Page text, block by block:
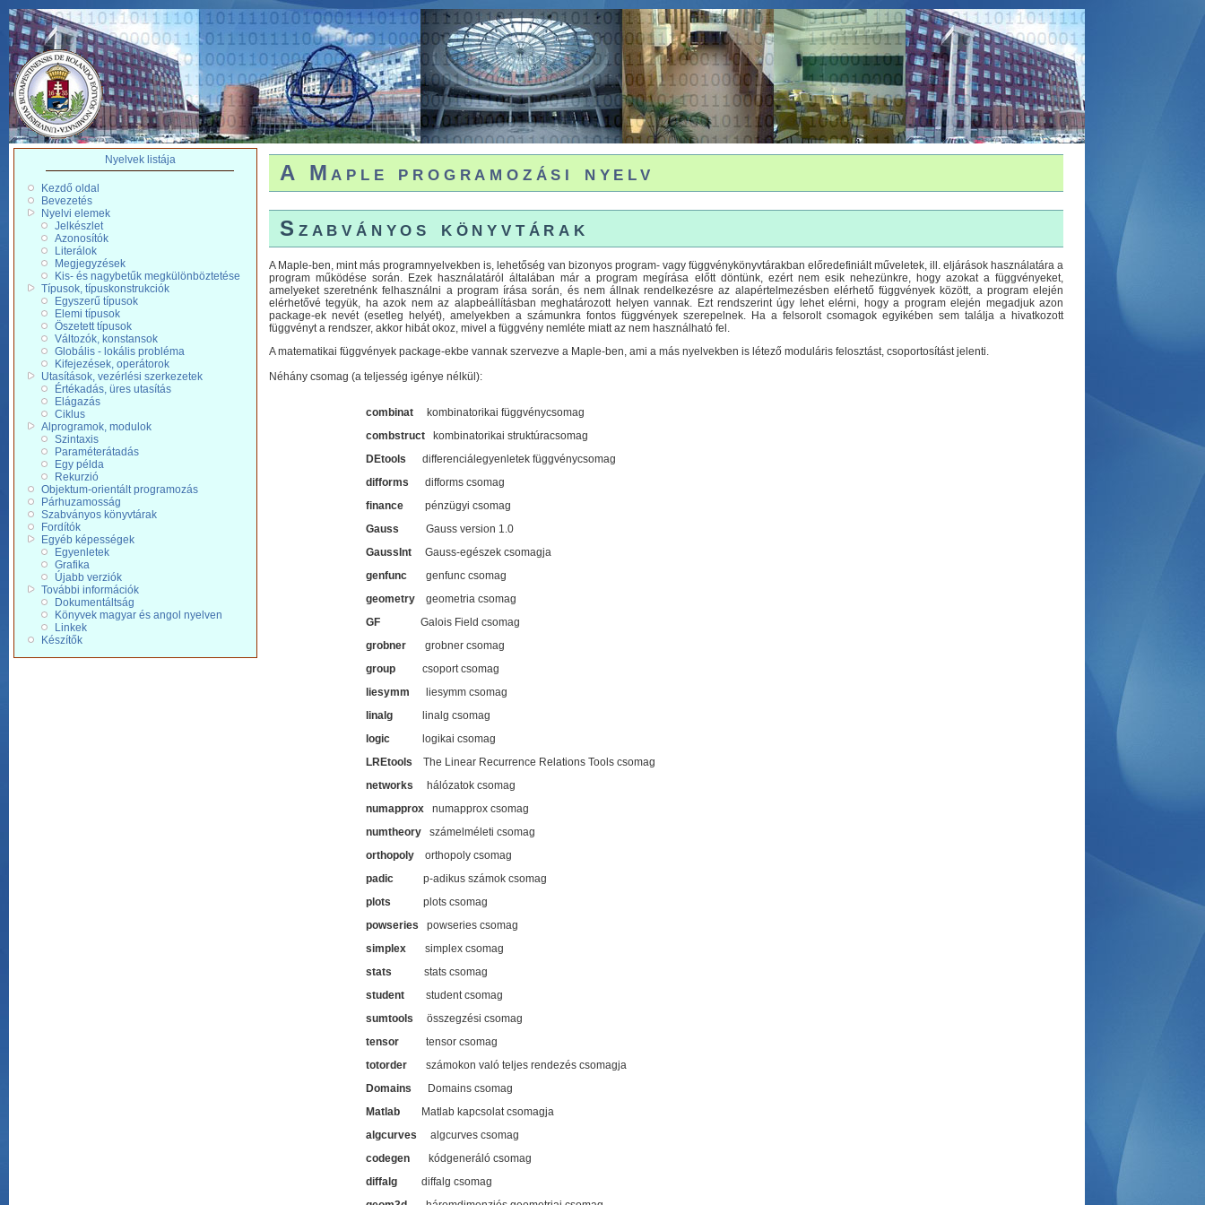
Nyelvek listája
Kezdő oldal
Bevezetés
Nyelvi elemek
Jelkészlet
Azonosítók
Literálok
Megjegyzések
Kis- és nagybetűk megkülönböztetése
Típusok, típuskonstrukciók
Egyszerű típusok
Elemi típusok
Öszetett típusok
Változók, konstansok
Globális - lokális probléma
Kifejezések, operátorok
Utasítások, vezérlési szerkezetek
Értékadás, üres utasítás
Elágazás
Ciklus
Alprogramok, modulok
Szintaxis
Paraméterátadás
Egy példa
Rekurzió
Objektum-orientált programozás
Párhuzamosság
Szabványos könyvtárak
Fordítók
Egyéb képességek
Egyenletek
Grafika
Újabb verziók
További információk
Dokumentáltság
Könyvek magyar és angol nyelven
Linkek
Készítők
A Maple programozási nyelv
Szabványos könyvtárak
A Maple-ben, mint más programnyelvekben is, lehetőség van bizonyos program- vagy függvénykönyvtárakban előredefiniált műveletek, ill. eljárások használatára a
program működése során. Ezek használatáról általában már a program megírása előtt döntünk, ezért nem esik nehezünkre, hogy azokat a függvényeket,
amelyeket szeretnénk felhasználni a program írása során, és nem állnak rendelkezésre az alapértelmezésben elérhető függvények között, a program elején
elérhetővé tegyük, ha azok nem az alapbeállításban meghatározott helyen vannak. Ezt rendszerint úgy lehet elérni, hogy a program elején megadjuk azon
package-ek nevét (esetleg helyét), amelyekben a számunkra fontos függvények szerepelnek. Ha a felsorolt csomagok egyikében sem találja a hivatkozott
függvényt a rendszer, akkor hibát okoz, mivel a függvény nemléte miatt az nem használható fel.
A matematikai függvények package-ekbe vannak szervezve a Maple-ben, ami a más nyelvekben is létező moduláris felosztást, csoportosítást jelenti.
Néhány csomag (a teljesség igénye nélkül):
combinat kombinatorikai függvénycsomag
combstruct kombinatorikai struktúracsomag
DEtools differenciálegyenletek függvénycsomag
difforms difforms csomag
finance pénzügyi csomag
Gauss Gauss version 1.0
GaussInt Gauss-egészek csomagja
genfunc genfunc csomag
geometry geometria csomag
GF Galois Field csomag
grobner grobner csomag
group csoport csomag
liesymm liesymm csomag
linalg linalg csomag
logic logikai csomag
LREtools The Linear Recurrence Relations Tools csomag
networks hálózatok csomag
numapprox
numapprox csomag
numtheory számelméleti csomag
orthopoly orthopoly csomag
padic p-adikus számok csomag
plots plots csomag
powseries powseries csomag
simplex simplex csomag
stats stats csomag
student student csomag
sumtools összegzési csomag
tensor tensor csomag
totorder számokon való teljes rendezés csomagja
Domains Domains csomag
Matlab Matlab kapcsolat csomagja
algcurves algcurves csomag
codegen kódgeneráló csomag
diffalg diffalg csomag